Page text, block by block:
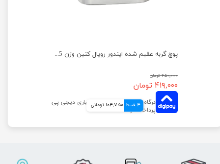
پوچ گربه عقیم شده ایندور رویال کنین وزن 85 گرم
۴۵۰,۰۰۰ تومان
۴۱۹,۰۰۰ تومان
4 قسط 104,750 تومانی